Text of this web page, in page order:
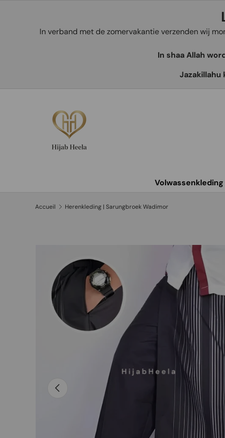
In verband met de zomervakantie verzenden wij
In shaa Allah
Jazakillahu
Volwassenkleding
Accueil Herenkleding | Sarungbroek Wadimor
Passer aux informations produits
L’image 4 est maintenant disponible dans la vue de
Précédent